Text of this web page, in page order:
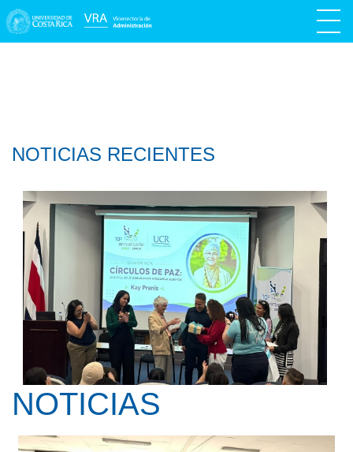
NOTICIAS
NOTICIAS RECIENTES
Kay Pranis ofreció la conferencia ...